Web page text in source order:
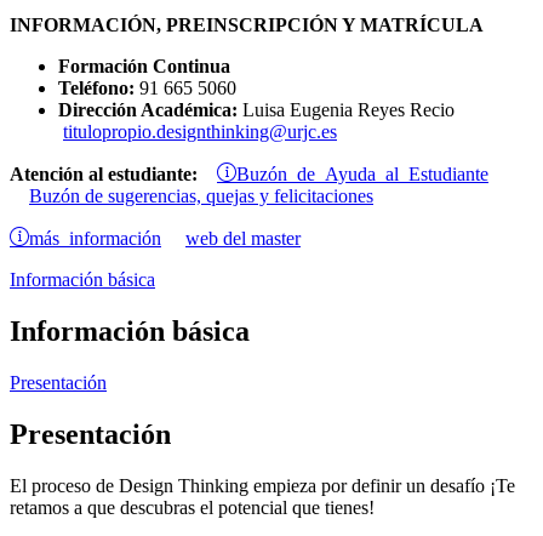
INFORMACIÓN, PREINSCRIPCIÓN Y MATRÍCULA
Formación Continua
Teléfono: 91 665 5060
Dirección Académica: Luisa Eugenia Reyes Recio
titulopropio.designthinking@urjc.es
Atención al estudiante: Buzón de Ayuda al Estudiante
Buzón de sugerencias, quejas y felicitaciones
más información
web del master
Información básica
Información básica
Presentación
Presentación
El proceso de Design Thinking empieza por definir un desafío ¡Te
retamos a que descubras el potencial que tienes!